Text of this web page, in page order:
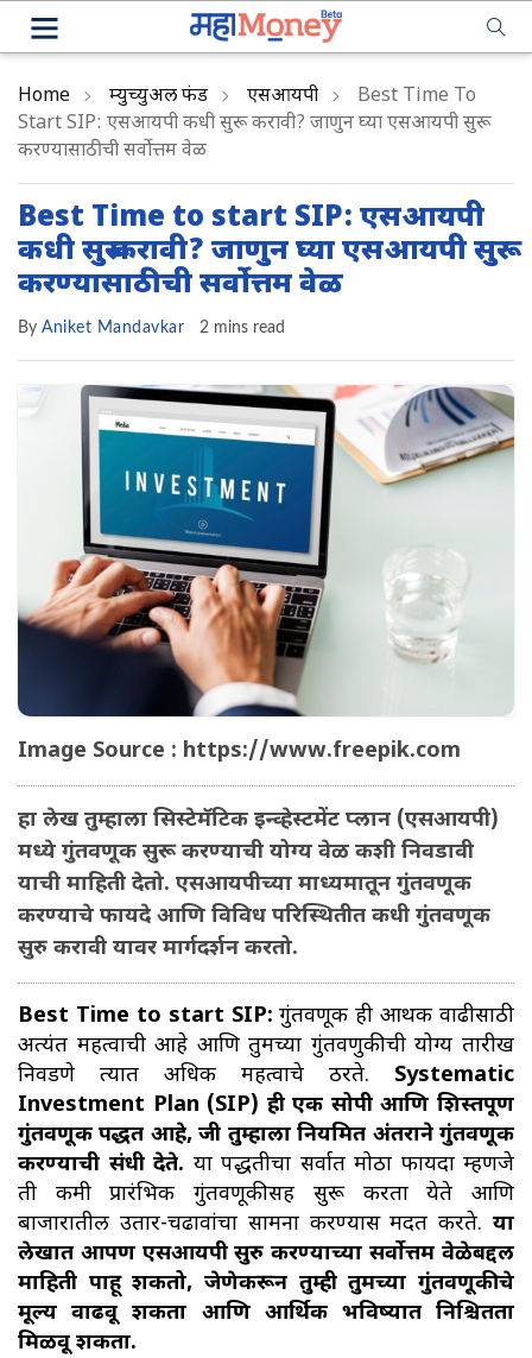
Home म्युच्युअल फंड एसआयपी
Best Time To
Start SIP: एसआयपी कधी सुरू करावी? जाणुन घ्या एसआयपी सुरू
करण्यासाठीची सर्वोत्तम वेळ
Best Time to start SIP: एसआयपी
कधी सुरू करावी? जाणुन घ्या एसआयपी सुरू
करण्यासाठीची सर्वोत्तम वेळ
By Aniket Mandavkar 2 mins read
Image Source : https://www.freepik.com
हा लेख तुम्हाला सिस्टेमॅटिक इन्व्हेस्टमेंट प्लान (एसआयपी)
मध्ये गुंतवणूक सुरू करण्याची योग्य वेळ कशी निवडावी
याची माहिती देतो. एसआयपीच्या माध्यमातून गुंतवणूक
करण्याचे फायदे आणि विविध परिस्थितीत कधी गुंतवणूक
सुरु करावी यावर मार्गदर्शन करतो.
Best Time to start SIP:गुंतवणूक ही आर्थिक वाढीसाठी
अत्यंत महत्वाची आहे आणि तुमच्या गुंतवणुकीची योग्य तारीख
निवडणे त्यात अधिक महत्वाचे ठरते. Systematic
Investment Plan (SIP) ही एक सोपी आणि शिस्तपूर्ण
गुंतवणूक पद्धत आहे, जी तुम्हाला नियमित अंतराने गुंतवणूक
करण्याची संधी देते. या पद्धतीचा सर्वात मोठा फायदा म्हणजे
ती कमी प्रारंभिक गुंतवणूकीसह सुरू करता येते आणि
बाजारातील उतार-चढावांचा सामना करण्यास मदत करते. या
लेखात आपण एसआयपी सुरु करण्याच्या सर्वोत्तम वेळेबद्दल
माहिती पाहू शकतो, जेणेकरून तुम्ही तुमच्या गुंतवणूकीचे
मूल्य वाढवू शकता आणि आर्थिक भविष्यात निश्चितता
मिळवू शकता.